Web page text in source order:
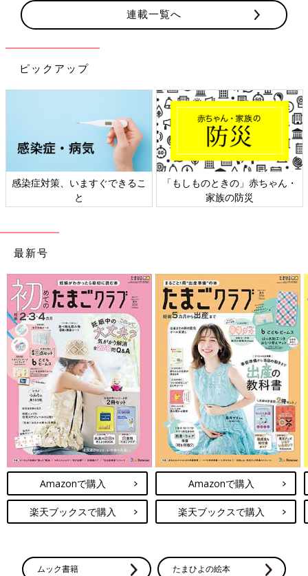
連載一覧へ
ピックアップ
日本外来小児科学会リーフレッ
ト検討会
六星占術 細木かおりさんの人生
相談
最新号
Amazonで購入
楽天ブックスで購入
Amazonで購入
楽天ブックスで購入
ムック書籍 たまひよの絵本